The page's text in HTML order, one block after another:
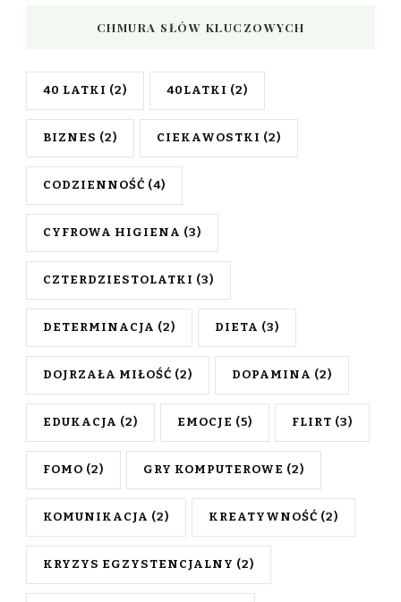
CHMURA SŁÓW KLUCZOWYCH
40 LATKI (2) 40LATKI (2)
BIZNES (2) CIEKAWOSTKI (2)
CODZIENNOŚĆ (4)
CYFROWA HIGIENA (3)
CZTERDZIESTOLATKI (3)
DETERMINACJA (2) DIETA (3)
DOJRZAŁA MIŁOŚĆ (2) DOPAMINA (2)
EDUKACJA (2) EMOCJE (5) FLIRT (3)
FOMO (2) GRY KOMPUTEROWE (2)
KOMUNIKACJA (2) KREATYWNOŚĆ (2)
KRYZYS EGZYSTENCJALNY (2)